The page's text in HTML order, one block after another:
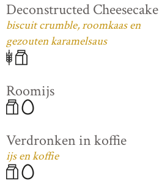
Deconstructed Cheesecake
biscuit crumble, roomkaas en
gezouten karamelsaus
Roomijs
Verdronken in koffie
ijs en koffie